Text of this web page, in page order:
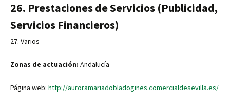
at
sA
p
p
gr
a
e
26. Prestaciones de Servicios (Publicidad,
Servicios Financieros)
27. Varios
Zonas de actuación: Andalucía
Página web: http://auroramariadobladogines.comercialdesevilla.es/